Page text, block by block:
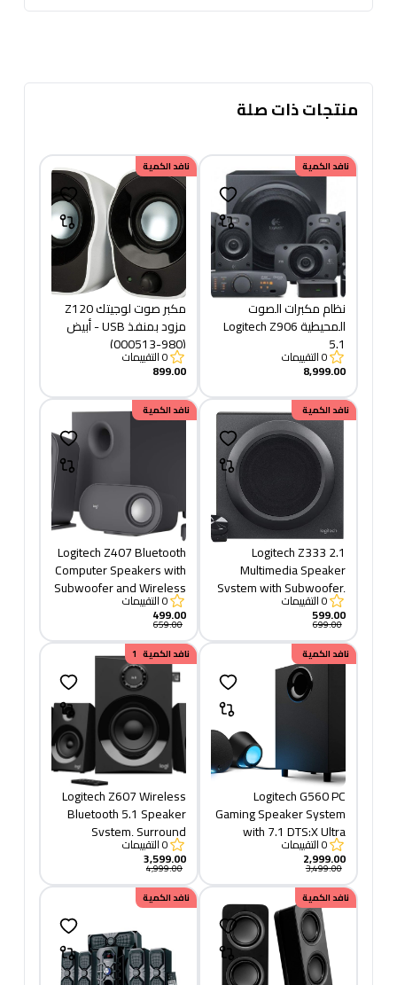
منتجات ذات صلة
نافد الكمية
نظام مكبرات الصوت
المحيطية Logitech Z906
5.1
0التقييمات
8,999.00
نافد الكمية
مكبر صوت لوجيتك Z120
مزود بمنفذ USB - أبيض
(980-000513)
0التقييمات
899.00
خصم100.00
نافد الكمية
Logitech Z333 2.1
Multimedia Speaker
System with Subwoofer,
Rich Bold Sound, 80
Watts Peak Power,
Strong Bass, 3.5mm
Audio and RCA Inputs,
PC/PS4/Xbox/TV/Smartphone/Tablet/Music
Player, Black
0التقييمات
599.00
699.00
خصم160.00
نافد الكمية
Logitech Z407 Bluetooth
Computer Speakers with
Subwoofer and Wireless
Control, Immersive
Sound, Premium Audio
with Multiple Inputs, USB
Speakers - Black
0التقييمات
499.00
659.00
خصم500.00
نافد الكمية
Logitech G560 PC
Gaming Speaker System
with 7.1 DTS:X Ultra
Surround Sound, Game
based LIGHTSYNC RGB,
Two Speakers and
Subwoofer, Immersive
Gaming Experience -
Black
0التقييمات
2,999.00
3,499.00
خصم1,400.00
نافد الكمية
Logitech Z607 Wireless
Bluetooth 5.1 Speaker
System, Surround
Sound, 160 Watts Peak
Power, Booming Bass,
3.5 mm Audio & RCA
Inputs, USB, SD-Card,
PC/TV/Smartphone/Tablet/Music
Player, Black
0التقييمات
3,599.00
4,999.00
نافد الكمية
نافد الكمية